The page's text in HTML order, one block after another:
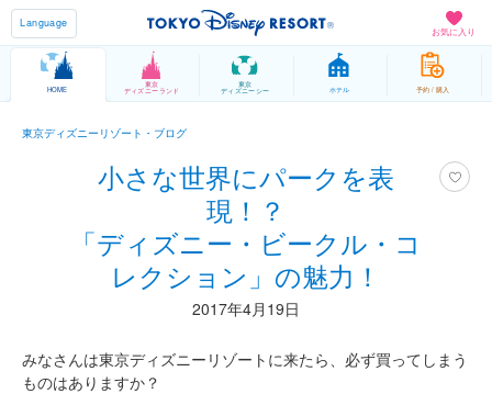
お気に入り
Language
HOME
東京
ディズニーランド
東京
ディズニーシー ホテル 予約 / 購入
東京ディズニーリゾート・ブログ
小さな世界にパークを表
現！？
「ディズニー・ビークル・コ
レクション」の魅力！
2017年4月19日
みなさんは東京ディズニーリゾートに来たら、必ず買ってしまう
ものはありますか？